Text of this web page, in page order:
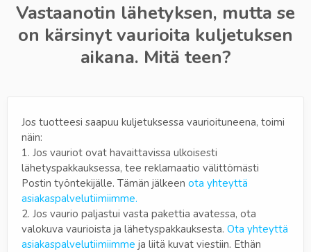
Vastaanotin lähetyksen, mutta se
on kärsinyt vaurioita kuljetuksen
aikana. Mitä teen?
Jos tuotteesi saapuu kuljetuksessa vaurioituneena, toimi
näin:
1. Jos vauriot ovat havaittavissa ulkoisesti
lähetyspakkauksessa, tee reklamaatio välittömästi
Postin työntekijälle. Tämän jälkeen ota yhteyttä
asiakaspalvelutiimiimme.
2. Jos vaurio paljastui vasta pakettia avatessa, ota
valokuva vaurioista ja lähetyspakkauksesta. Ota yhteyttä
asiakaspalvelutiimiimme ja liitä kuvat viestiin. Ethän